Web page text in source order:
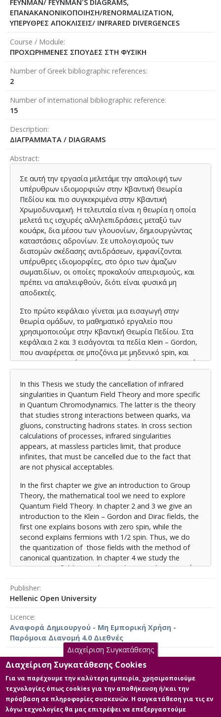
FEYNMAN/ FEYNMAN'S DIAGRAMS,
ΕΠΑΝΑΚΑΝΟΝΙΚΟΠΟΙΗΣΗ/RENORMALIZATION,
ΥΠΕΡΥΘΡΕΣ ΑΠΟΚΛΙΣΕΙΣ/ INFRARED DIVERGENCES
Course / Module
ΠΡΟΧΩΡΗΜΕΝΕΣ ΣΠΟΥΔΕΣ ΣΤΗ ΦΥΣΙΚΗ
Number of Greek bibliographic references
2
Number of international bibliographic reference
15
Description
ΔΙΑΓΡΑΜΜΑΤΑ / DIAGRAMS
Abstract
Σε αυτή την εργασία μελετάμε την απαλοιφή των
υπέρυθρων ιδιομορφιών στην Κβαντική Θεωρία
Πεδίου και πιο συγκεκριμένα στην Κβαντική
Χρωμοδυναμική. Η τελευταία είναι η θεωρία η οποία
μελετά τις ισχυρές αλληλεπιδράσεις μεταξύ των
κουάρκ, δια μέσου των γλουονίων, δημιουργώντας
καταστάσεις αδρονίων. Σε υπολογισμούς των
διατομών σκέδασης αντιδράσεων, εμφανίζονται
υπέρυθρες ιδιομορφίες, στο όριο των άμαζων
σωματιδίων, οι οποίες προκαλούν απειρισμούς, και
πρέπει να απαλειφθούν, διότι είναι φυσικά μη
αποδεκτές.
Στο πρώτο κεφάλαιο γίνεται μια εισαγωγή στην
θεωρία ομάδων, το μαθηματικό εργαλείο που
χρησιμοποιούμε στην Κβαντική Θεωρία Πεδίου. Στα
κεφάλαια 2 και 3 εισάγονται τα πεδία Klein – Gordon,
που αναφέρεται σε μποζόνια με μηδενικό spin, και
Dirac, που αναφέρεται σε φερμιόνια με spin 1/2. Εκεί
κανονικής κβάντωσης. Στο κεφάλαιο 4 γίνεται μία
συστηματική μελέτη των πεδίων αλληλεπίδρασης, της
θεωρίας διαταραχών και των διαγραμμάτων
Feynman. Σε αυτό το κεφάλαιο βρίσκουμε τους
κανόνες Feynman, που είναι πολύτιμα εργαλεία για
τους υπολογισμούς των διατομών σκέδασης
σύμφωνα με τη θεωρία διαταραχών. Στο κεφάλαιο 5
γίνεται μία εισαγωγή στην Κβαντική Χρωμοδυναμική
και στην εφαρμογή της θεωρίας διαταραχών σε
επανακανονικοποίησης και ομαλοποίησης της
θεωρίας της Κβαντικής Χρωμοδυναμικής και
υπολογισμοί ολοκληρωμάτων, που χρειάζονται στον
υπολογισμό των διατομών σκέδασης. Στο κεφάλαιο 7
γίνεται συστηματική μελέτη της απαλοιφής των
υπέρυθρων ιδιομορφιών στον υπολογισμό των
διατομών σκέδασης αντιδράσεων, που
περιλαμβάνουν ισχυρές αλληλεπιδράσεις της
των υπέρυθρων ιδιομορφιών στις διάφορες
Κβαντικές Θεωρίες Πεδίων, με αναφορά στο
θεώρημα και στις υπέρυθρα ασφαλείς (infrared safe)
ποσότητες.
In this Τhesis we study the cancellation of infrared
singularities in Quantum Field Theory and more specific
in Quantum Chromodynamics. The latter is the theory
that studies strong interactions between quarks, via
gluons, constructing hadrons states. In cross section
calculations of processes, infrared singularities
appears, at massless particles limit, that produce
infinites, that must be cancelled due to the fact that
are not physical acceptables.
In the first chapter we give an introduction to Group
Theory, the mathematical tool we need to explore
Quantum Field Theory. In chapter 2 and 3 we give an
introduction to the Klein – Gordon and Dirac fields, the
first one explains bosons with zero spin, while the
second explains fermions with 1/2 spin. Thus, we do
the quantization of those fields with the method of
canonical quantization. In chapter 4 we study the
interactions field, perturbation theory and Feynman΄s
important tools for calculating the cross sections
based on perturbation theory. In chapter 5 we
perturbation theory on it. In chapter 6 we study the
renormalization and regulation of the Quantum
Chromodynamics Theory and we calculate some
integrals, that we need for cross section calculations. In
chapter 7 we systematically study the cancellations of
infrared singularities in calculations of cross section
processes that occurs in Quantum Chromodynamics.
Last, in chapter 8 we refer to the appearance and
cancelation of infrared singularities at several Quantum
Field Theories, with reference to Kinoshita – Lee –
Publisher
Hellenic Open University
Licence
Αναφορά Δημιουργού - Μη Εμπορική Χρήση -
Παρόμοια Διανομή 4.0 Διεθνές
Main Files
ΚΥΡΙΟ ΜΕΡΟΣ ΤΗΣ
ΔΙΠΛΩΜΑΤΙΚΗΣ ΕΡΓΑΣΙΑΣ
Διαχείριση Συγκατάθεσης
Διαχείριση Συγκατάθεσης Cookies
Για να παρέχουμε την καλύτερη εμπειρία, χρησιμοποιούμε
τεχνολογίες όπως cookies για την αποθήκευση ή/και την
πρόσβαση σε πληροφορίες συσκευών. Η συγκατάθεση για τις εν
λόγω τεχνολογίες θα μας επιτρέψει να επεξεργαστούμε